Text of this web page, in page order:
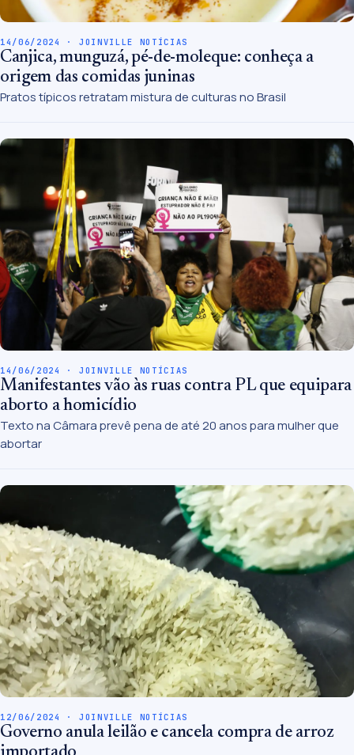
14/06/2024 · JOINVILLE NOTÍCIAS
Canjica, munguzá, pé-de-moleque: conheça a
origem das comidas juninas
Pratos típicos retratam mistura de culturas no Brasil
14/06/2024 · JOINVILLE NOTÍCIAS
Manifestantes vão às ruas contra PL que equipara
aborto a homicídio
Texto na Câmara prevê pena de até 20 anos para mulher que
abortar
12/06/2024 · JOINVILLE NOTÍCIAS
Governo anula leilão e cancela compra de arroz